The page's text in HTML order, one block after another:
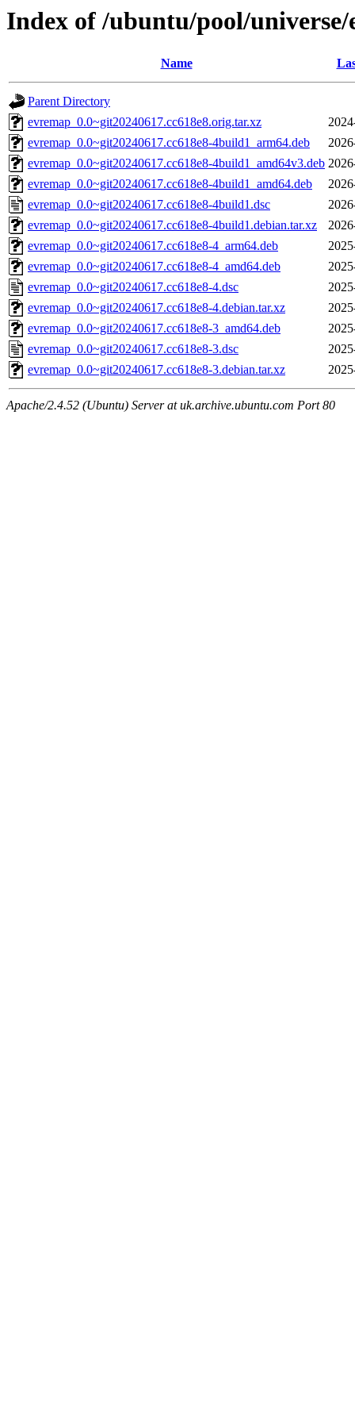
Index of /ubuntu/pool/universe/
Name
Parent Directory
evremap_0.0~git20240617.cc618e8.orig.tar.xz
evremap_0.0~git20240617.cc618e8-4build1_arm64.deb
evremap_0.0~git20240617.cc618e8-4build1_amd64v3.deb
evremap_0.0~git20240617.cc618e8-4build1_amd64.deb
evremap_0.0~git20240617.cc618e8-4build1.dsc
evremap_0.0~git20240617.cc618e8-4build1.debian.tar.xz
evremap_0.0~git20240617.cc618e8-4_arm64.deb
evremap_0.0~git20240617.cc618e8-4_amd64.deb
evremap_0.0~git20240617.cc618e8-4.dsc
evremap_0.0~git20240617.cc618e8-4.debian.tar.xz
evremap_0.0~git20240617.cc618e8-3_amd64.deb
evremap_0.0~git20240617.cc618e8-3.dsc
evremap_0.0~git20240617.cc618e8-3.debian.tar.xz
Apache/2.4.52 (Ubuntu) Server at uk.archive.ubuntu.com Port 80